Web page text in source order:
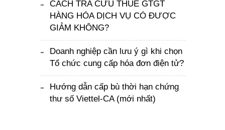
CÁCH TRA CỨU THUẾ GTGT
HÀNG HÓA DỊCH VỤ CÓ ĐƯỢC
GIẢM KHÔNG?
Doanh nghiệp cần lưu ý gì khi chọn
Tổ chức cung cấp hóa đơn điện tử?
Hướng dẫn cấp bù thời hạn chứng
thư số Viettel-CA (mới nhất)